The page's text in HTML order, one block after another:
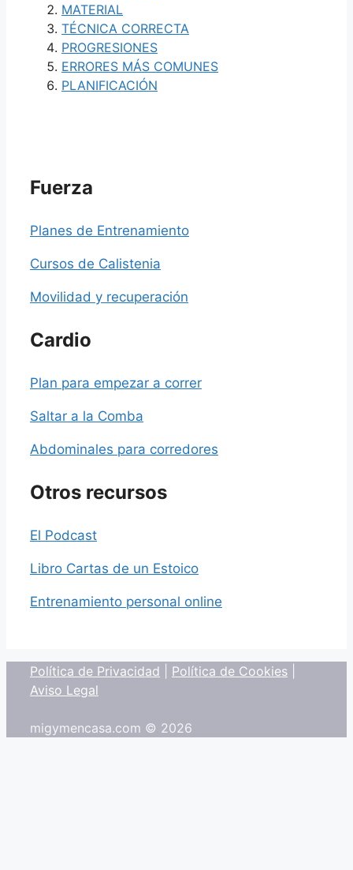
MATERIAL
TÉCNICA CORRECTA
PROGRESIONES
ERRORES MÁS COMUNES
PLANIFICACIÓN
Fuerza
Planes de Entrenamiento
Cursos de Calistenia
Movilidad y recuperación
Cardio
Plan para empezar a correr
Saltar a la Comba
Abdominales para corredores
Otros recursos
El Podcast
Libro Cartas de un Estoico
Entrenamiento personal online
Política de Privacidad Política de Cookies
Aviso Legal
migymencasa.com © 2026